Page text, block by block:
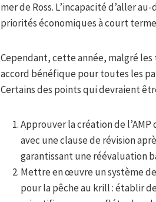
mer de Ross. L’incapacité d’aller
priorités économiques à court
Cependant, cette année, malgré
accord bénéfique pour toutes les
Certains des points qui devraient
Approuver la création de
avec une clause de révision
garantissant une réévaluation
Mettre en œuvre un système
pour la pêche au krill : établir